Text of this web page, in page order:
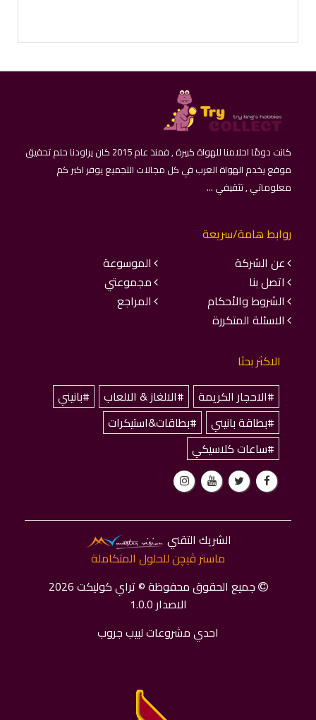
كانت دومًا احلامنا للهواة كبيرة , فمنذ عام 2015 كان يراودنا حلم تحقيق
موقع يخدم الهواة العرب في كل مجالات التجميع يوفر اكبر كم
معلوماتي , تثقيفي ...
روابط هامة/سريعة
عن الشركة
الموسوعة
اتصل بنا
مجموعتي
الشروط والأحكام
المراجع
الاسئلة المتكررة
الاكثر بحثا
#الاحجار الكريمة
#الالغاز & الالعاب
#بانيني
#بطاقة بانيني
#بطاقات&استيكرات
#ساعات كلاسيكي
الشريك التقني
ماستر ﭬﻴﭽﻦ للحلول المتكاملة
جميع الحقوق محفوظة © تراي كوليكت 2026
الاصدار 1.0.0
احدي مشروعات لبيب جروب